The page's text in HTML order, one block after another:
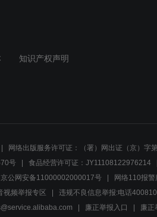
知识产权声明
网络出版服务许可证：（署）网出证（京）字
号 食品经营许可证：JY11108122976214
京公网安备11000002000017号 网络110报警
视频举报专区
违规不良信息举报:电话
廉正举报入口 廉正